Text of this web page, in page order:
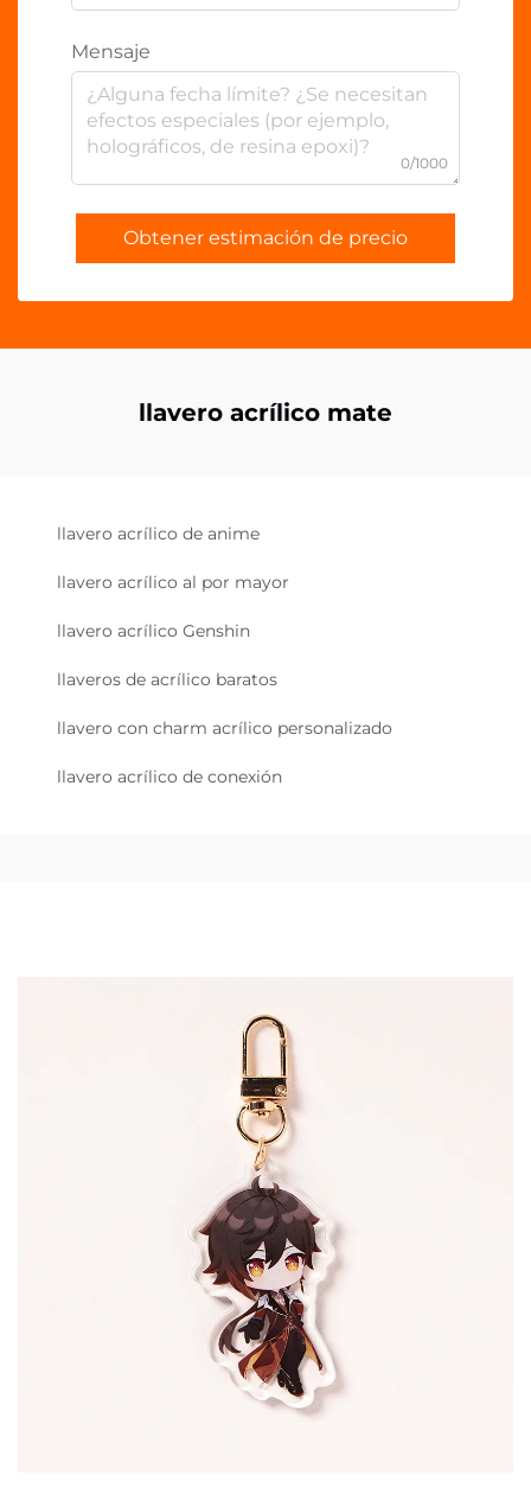
Mensaje
0/1000
Obtener estimación de precio
llavero acrílico mate
llavero acrílico de anime
llavero acrílico al por mayor
llavero acrílico Genshin
llaveros de acrílico baratos
llavero con charm acrílico personalizado
llavero acrílico de conexión